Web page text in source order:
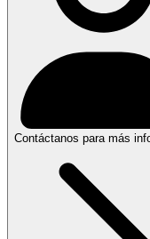
Contáctanos para más